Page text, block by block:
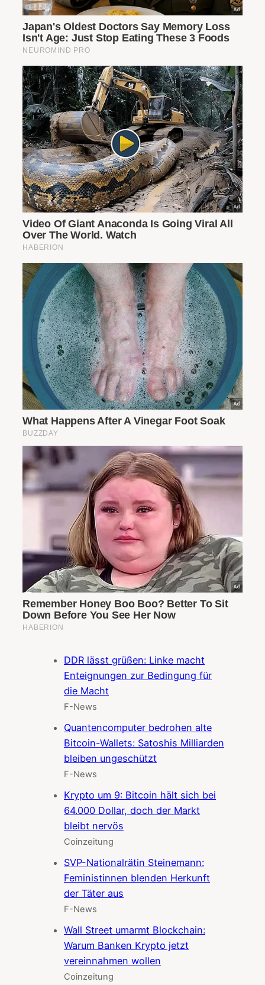
DDR lässt grüßen: Linke macht
Enteignungen zur Bedingung für
die Macht
F-News
Quantencomputer bedrohen alte
Bitcoin-Wallets: Satoshis Milliarden
bleiben ungeschützt
F-News
Krypto um 9: Bitcoin hält sich bei
64.000 Dollar, doch der Markt
bleibt nervös
Coinzeitung
SVP-Nationalrätin Steinemann:
Feministinnen blenden Herkunft
der Täter aus
F-News
Wall Street umarmt Blockchain:
Warum Banken Krypto jetzt
vereinnahmen wollen
Coinzeitung